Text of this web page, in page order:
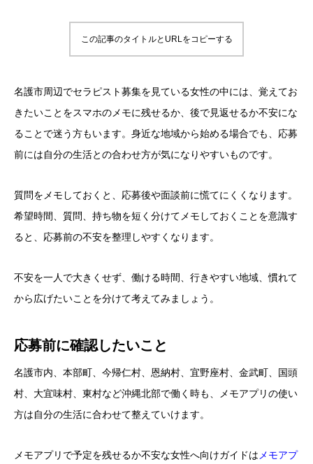
この記事のタイトルとURLをコピーする
名護市周辺でセラピスト募集を見ている女性の中には、覚えてお
きたいことをスマホのメモに残せるか、後で見返せるか不安にな
ることで迷う方もいます。身近な地域から始める場合でも、応募
前には自分の生活との合わせ方が気になりやすいものです。
質問をメモしておくと、応募後や面談前に慌てにくくなります。
希望時間、質問、持ち物を短く分けてメモしておくことを意識す
ると、応募前の不安を整理しやすくなります。
不安を一人で大きくせず、働ける時間、行きやすい地域、慣れて
から広げたいことを分けて考えてみましょう。
応募前に確認したいこと
名護市内、本部町、今帰仁村、恩納村、宜野座村、金武町、国頭
村、大宜味村、東村など沖縄北部で働く時も、メモアプリの使い
方は自分の生活に合わせて整えていけます。
メモアプリで予定を残せるか不安な女性へ向けガイドはメモアプ